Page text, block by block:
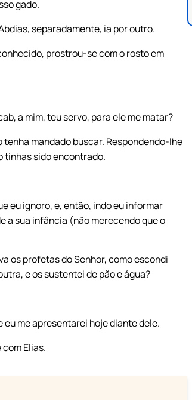
gado.
separadamente, ia por outro.
prostrou-se com o rosto em
a mim, teu servo, para ele me matar?
tenha mandado buscar. Respondendo-lhe
tinhas sido encontrado.
eu ignoro, e, então, indo eu informar
a sua infância (não merecendo que o
os profetas do Senhor, como escondi
e os sustentei de pão e água?
eu me apresentarei hoje diante dele.
Elias.